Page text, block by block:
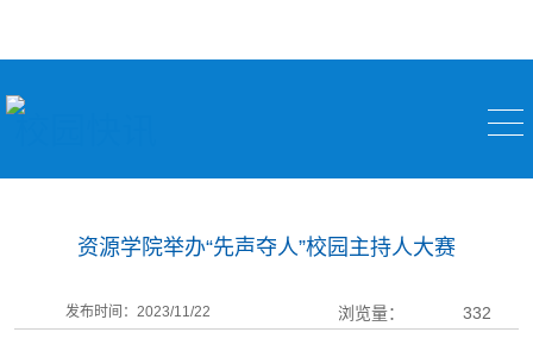
资源学院举办“先声夺人”校园主持人大赛
发布时间：2023/11/22 浏览量： 332